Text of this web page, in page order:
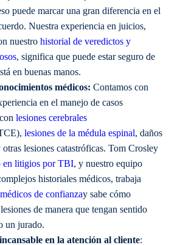
puede marcar una gran diferencia en el
Nuestra experiencia en juicios,
nuestro historial de veredictos y
, significa que puede estar seguro de
en buenas manos.
médicos: Contamos con
en el manejo de casos
lesiones cerebrales
lesiones de la médula espinal, daños
lesiones catastróficas. Tom Crosley
en litigios por TBI, y nuestro equipo
historiales médicos, trabaja
de confianzay sabe cómo
de manera que tengan sentido
un jurado.
en la atención al cliente: